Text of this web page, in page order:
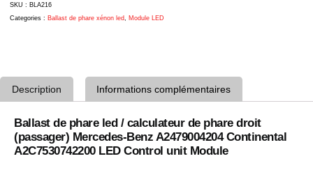
SKU : BLA216
Categories : Ballast de phare xénon led, Module LED
Description Informations complémentaires
Ballast de phare led / calculateur de phare droit
(passager) Mercedes-Benz A2479004204 Continental
A2C7530742200 LED Control unit Module